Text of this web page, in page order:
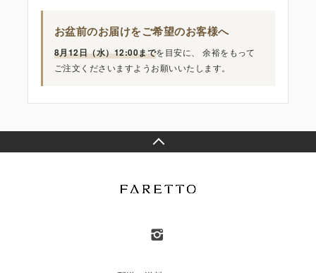
お盆前のお届けをご希望のお客様へ
8月12日（水）12:00までを目安に、 余裕をもって
ご注文くださいますようお願いいたします。